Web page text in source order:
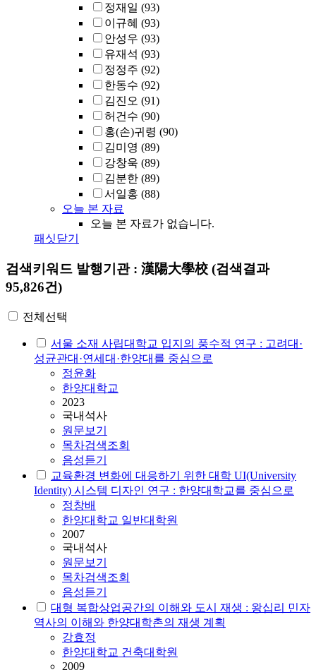
정재일 (93)
이규혜 (93)
안성우 (93)
유재석 (93)
정정주 (92)
한동수 (92)
김진오 (91)
허건수 (90)
홍(손)귀령 (90)
김미영 (89)
강창욱 (89)
김분한 (89)
서일홍 (88)
오늘 본 자료
오늘 본 자료가 없습니다.
패싯닫기
검색키워드 발행기관 : 漢陽大學校 (검색결과
95,826건)
전체선택
서울 소재 사립대학교 입지의 풍수적 연구 : 고려대·
성균관대·연세대·한양대를 중심으로
정윤화
한양대학교
2023
국내석사
원문보기
목차검색조회
음성듣기
교육환경 변화에 대응하기 위한 대학 UI(University
Identity) 시스템 디자인 연구 : 한양대학교를 중심으로
정창배
한양대학교 일반대학원
2007
국내석사
원문보기
목차검색조회
음성듣기
대형 복합상업공간의 이해와 도시 재생 : 왕십리 민자
역사의 이해와 한양대학촌의 재생 계획
강효정
한양대학교 건축대학원
2009